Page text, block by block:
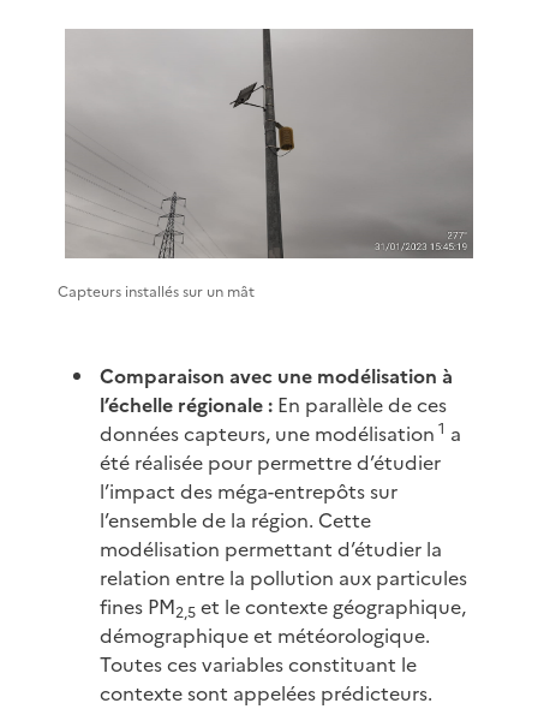
Capteurs installés sur un mât
Comparaison avec une modélisation à
l’échelle régionale : En parallèle de ces
données capteurs, une modélisation 1 a
été réalisée pour permettre d’étudier
l’impact des méga-entrepôts sur
l’ensemble de la région. Cette
modélisation permettant d’étudier la
relation entre la pollution aux particules
fines PM2,5 et le contexte géographique,
démographique et météorologique.
Toutes ces variables constituant le
contexte sont appelées prédicteurs.